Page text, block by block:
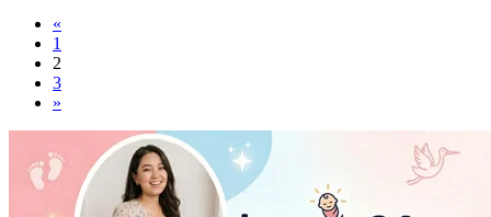
«
1
2
3
»